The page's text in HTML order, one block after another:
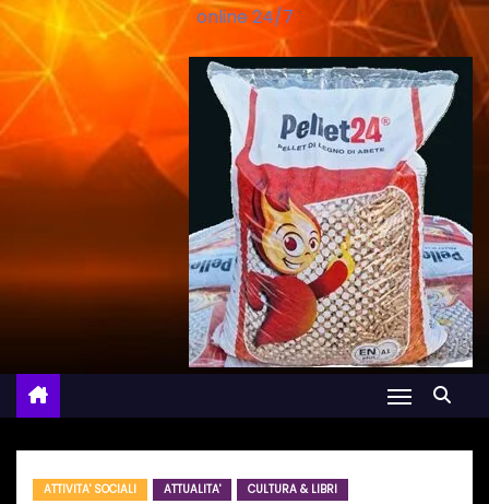
online 24/7
ATTIVITA' SOCIALI ATTUALITA' CULTURA & LIBRI